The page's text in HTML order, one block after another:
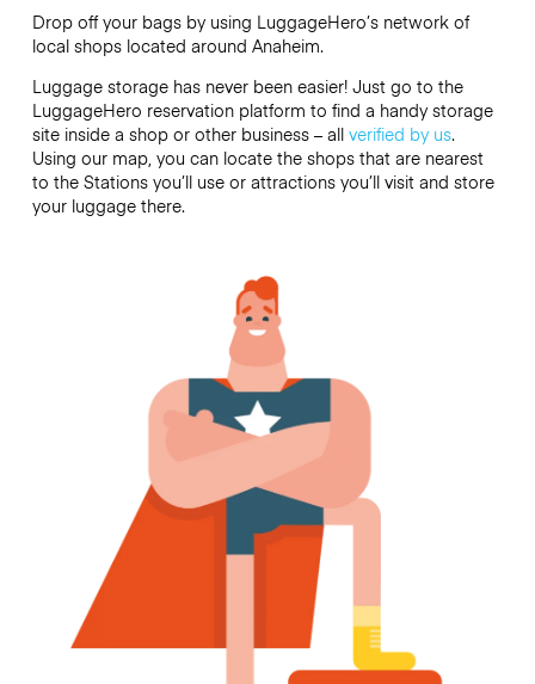
Drop off your bags by using LuggageHero’s network of
local shops located around Anaheim.
Luggage storage has never been easier! Just go to the
LuggageHero reservation platform to find a handy storage
site inside a shop or other business – all verified by us.
Using our map, you can locate the shops that are nearest
to the Stations you’ll use or attractions you’ll visit and store
your luggage there.